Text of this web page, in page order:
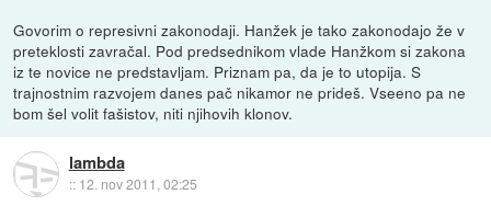
Govorim o represivni zakonodaji. Hanžek je tako zakonodajo že v
preteklosti zavračal. Pod predsednikom vlade Hanžkom si zakona
iz te novice ne predstavljam. Priznam pa, da je to utopija. S
trajnostnim razvojem danes pač nikamor ne prideš. Vseeno pa ne
bom šel volit fašistov, niti njihovih klonov.
lambda
:: 12. nov 2011, 02:25